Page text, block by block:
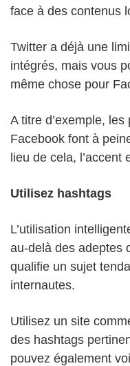
face à des contenus
Twitter a déjà une
intégrés, mais vous
même chose pour
A titre d’exemple,
Facebook font à
lieu de cela, l’accent
Utilisez hashtags
L’utilisation
au-delà des adeptes
qualifie un sujet
internautes.
Utilisez un site
des hashtags
pouvez également